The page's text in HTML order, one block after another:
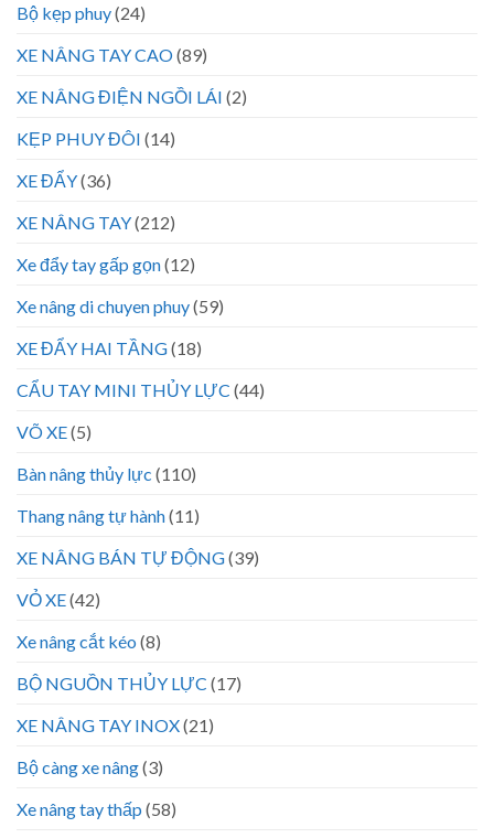
Bộ kẹp phuy(24)
XE NÂNG TAY CAO(89)
XE NÂNG ĐIỆN NGỒI LÁI (2)
KẸP PHUY ĐÔI (14)
XE ĐẨY(36)
XE NÂNG TAY(212)
Xe đẩy tay gấp gọn(12)
Xe nâng di chuyen phuy(59)
XE ĐẨY HAI TẦNG(18)
CẨU TAY MINI THỦY LỰC (44)
VÕ XE(5)
Bàn nâng thủy lực (110)
Thang nâng tự hành(11)
XE NÂNG BÁN TỰ ĐỘNG(39)
VỎ XE(42)
Xe nâng cắt kéo (8)
BỘ NGUỒN THỦY LỰC (17)
XE NÂNG TAY INOX(21)
Bộ càng xe nâng(3)
Xe nâng tay thấp (58)